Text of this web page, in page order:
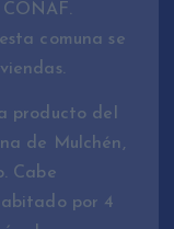
comuna se
producto del
de Mulchén,
Cabe
por 4